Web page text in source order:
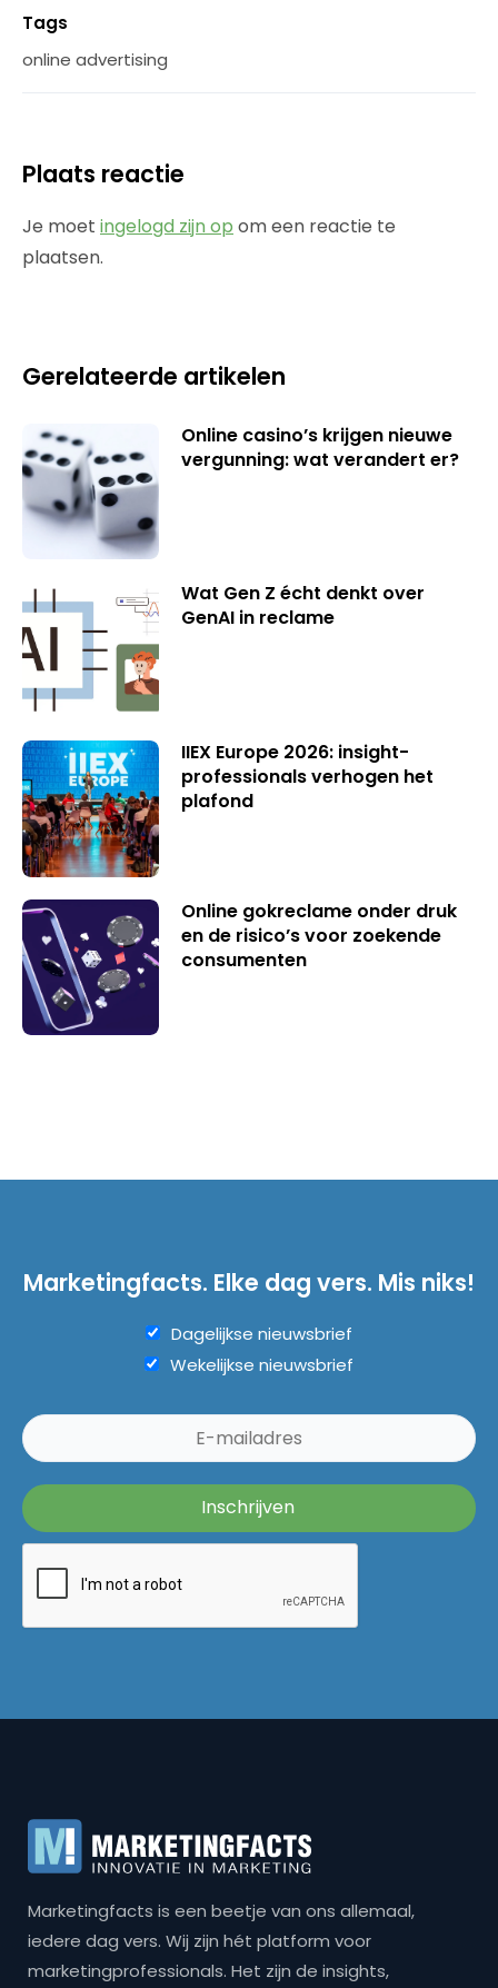
Tags
online advertising
Plaats reactie
Je moet ingelogd zijn op om een reactie te
plaatsen.
Gerelateerde artikelen
Online casino’s krijgen nieuwe
vergunning: wat verandert er?
Wat Gen Z écht denkt over
GenAI in reclame
IIEX Europe 2026: insight-
professionals verhogen het
plafond
Online gokreclame onder druk
en de risico’s voor zoekende
consumenten
Marketingfacts. Elke dag vers. Mis niks!
Dagelijkse nieuwsbrief
Wekelijkse nieuwsbrief
Marketingfacts is een beetje van ons allemaal,
iedere dag vers. Wij zijn hét platform voor
marketingprofessionals. Het zijn de insights,